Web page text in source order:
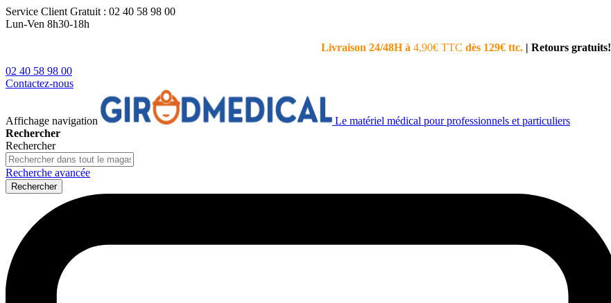
Service Client Gratuit : 02 40 58 98 00
Lun-Ven 8h30-18h
Livraison 24/48H à 4,90€ TTC dès 129€ ttc. | Retours gratuits!
02 40 58 98 00
Contactez-nous
Affichage navigation
Le matériel médical pour professionnels et particuliers
Rechercher
Rechercher
Recherche avancée
Rechercher